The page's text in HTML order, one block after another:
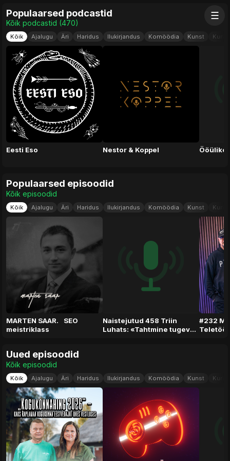
☰
Populaarsed podcastid
Kõik podcastid (470)
Kõik Ajalugu Äri Haridus Ilukirjandus Komöödia Kunst
Eesti Eso Nestor & Koppel
Populaarsed episoodid
Kõik episoodid
Kõik Ajalugu Äri Haridus Ilukirjandus Komöödia Kunst
MARTEN SAAR. SEO
meistriklass
Naistejutud 458 Triin
Luhats: «Tahtmine tugev
#232
Uued episoodid
Kõik episoodid
Kõik Ajalugu Äri Haridus Ilukirjandus Komöödia Kunst